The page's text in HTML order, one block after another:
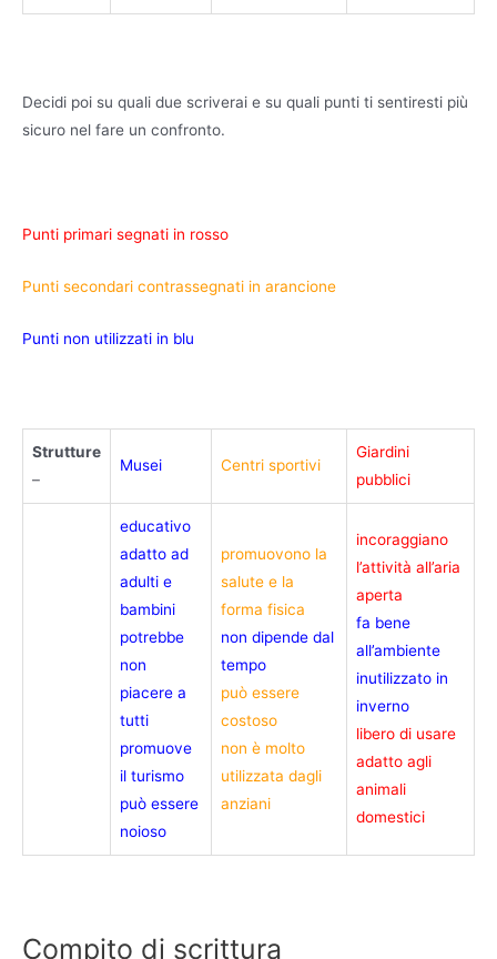
Decidi poi su quali due scriverai e su quali punti ti sentiresti più
sicuro nel fare un confronto.
Punti primari segnati in rosso
Punti secondari contrassegnati in arancione
Punti non utilizzati in blu
Strutture
–
Musei Centri sportivi
Giardini
pubblici
educativo
adatto ad
adulti e
bambini
potrebbe
non
piacere a
tutti
promuove
il turismo
può essere
noioso
promuovono la
salute e la
forma fisica
non dipende dal
tempo
può essere
costoso
non è molto
utilizzata dagli
anziani
incoraggiano
l’attività all’aria
aperta
fa bene
all’ambiente
inutilizzato in
inverno
libero di usare
adatto agli
animali
domestici
Compito di scrittura